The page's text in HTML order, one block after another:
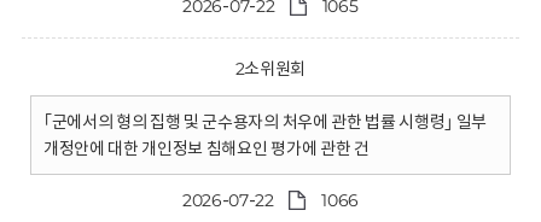
2026-07-22 1065
2소위원회
｢군에서의 형의 집행 및 군수용자의 처우에 관한 법률 시행령｣ 일부
개정안에 대한 개인정보 침해요인 평가에 관한 건
2026-07-22 1066